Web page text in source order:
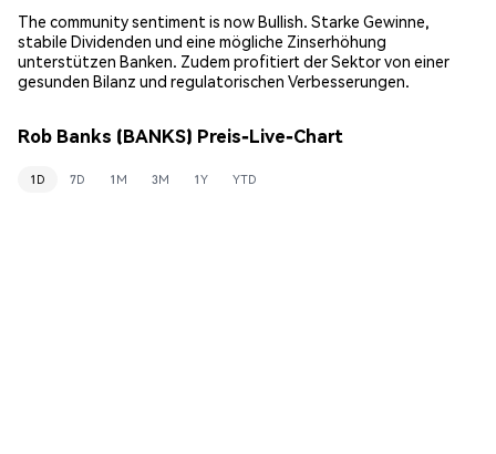
The community sentiment is now Bullish. Starke Gewinne,
stabile Dividenden und eine mögliche Zinserhöhung
unterstützen Banken. Zudem profitiert der Sektor von einer
gesunden Bilanz und regulatorischen Verbesserungen.
Rob Banks (BANKS) Preis-Live-Chart
1D 7D 1M 3M 1Y YTD